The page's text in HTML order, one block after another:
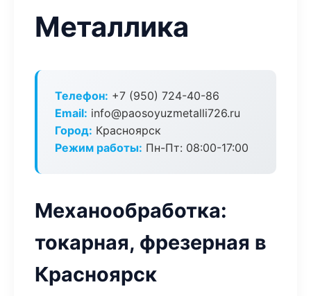
Металлика
Телефон: +7 (950) 724-40-86
Email: info@paosoyuzmetalli726.ru
Город: Красноярск
Режим работы: Пн-Пт: 08:00-17:00
Механообработка:
токарная, фрезерная в
Красноярск